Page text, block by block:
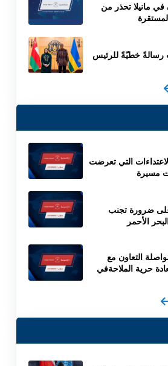
مانيلا تحذر من
رسالةً خطيّةً للرئيس
التي تعرضت
مسيرة
ضرورة تجنب
الأحمر
التعاون مع
حرية الملاحةفي